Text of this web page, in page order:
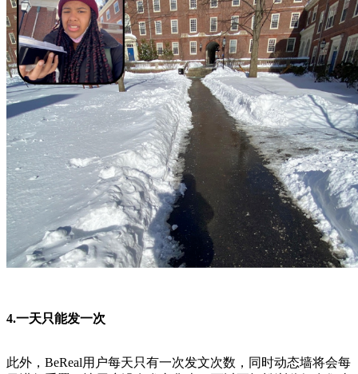
4.一天只能发一次
此外，BeReal用户每天只有一次发文次数，同时动态墙将会每